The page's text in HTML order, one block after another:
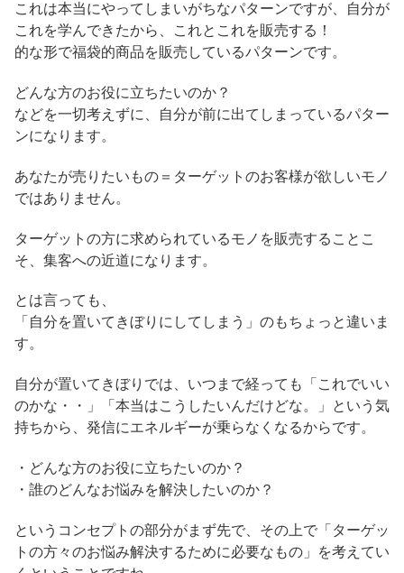
これは本当にやってしまいがちなパターンですが、自分が
これを学んできたから、これとこれを販売する！
的な形で福袋的商品を販売しているパターンです。
どんな方のお役に立ちたいのか？
などを一切考えずに、自分が前に出てしまっているパター
ンになります。
あなたが売りたいもの＝ターゲットのお客様が欲しいモノ
ではありません。
ターゲットの方に求められているモノを販売することこ
そ、集客への近道になります。
とは言っても、
「自分を置いてきぼりにしてしまう」のもちょっと違いま
す。
自分が置いてきぼりでは、いつまで経っても「これでいい
のかな・・」「本当はこうしたいんだけどな。」という気
持ちから、発信にエネルギーが乗らなくなるからです。
・どんな方のお役に立ちたいのか？
・誰のどんなお悩みを解決したいのか？
というコンセプトの部分がまず先で、その上で「ターゲッ
トの方々のお悩み解決するために必要なもの」を考えてい